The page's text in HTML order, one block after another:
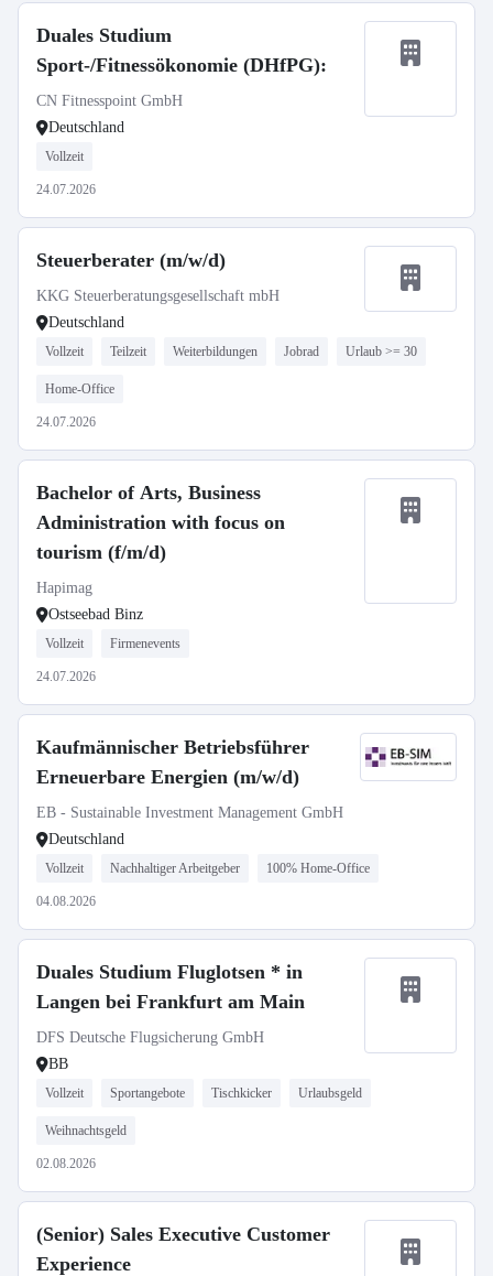
Duales Studium
Sport-/Fitnessökonomie (DHfPG):
CN Fitnesspoint GmbH
Deutschland
Vollzeit
24.07.2026
Steuerberater (m/w/d)
KKG Steuerberatungsgesellschaft mbH
Deutschland
Vollzeit Teilzeit Weiterbildungen Jobrad Urlaub >= 30
Home-Office
24.07.2026
Bachelor of Arts, Business
Administration with focus on
tourism (f/m/d)
Hapimag
Ostseebad Binz
Vollzeit Firmenevents
24.07.2026
Kaufmännischer Betriebsführer
Erneuerbare Energien (m/w/d)
EB - Sustainable Investment Management GmbH
Deutschland
Vollzeit Nachhaltiger Arbeitgeber 100% Home-Office
04.08.2026
Duales Studium Fluglotsen * in
Langen bei Frankfurt am Main
DFS Deutsche Flugsicherung GmbH
BB
Vollzeit Sportangebote Tischkicker Urlaubsgeld
Weihnachtsgeld
02.08.2026
(Senior) Sales Executive Customer
Experience